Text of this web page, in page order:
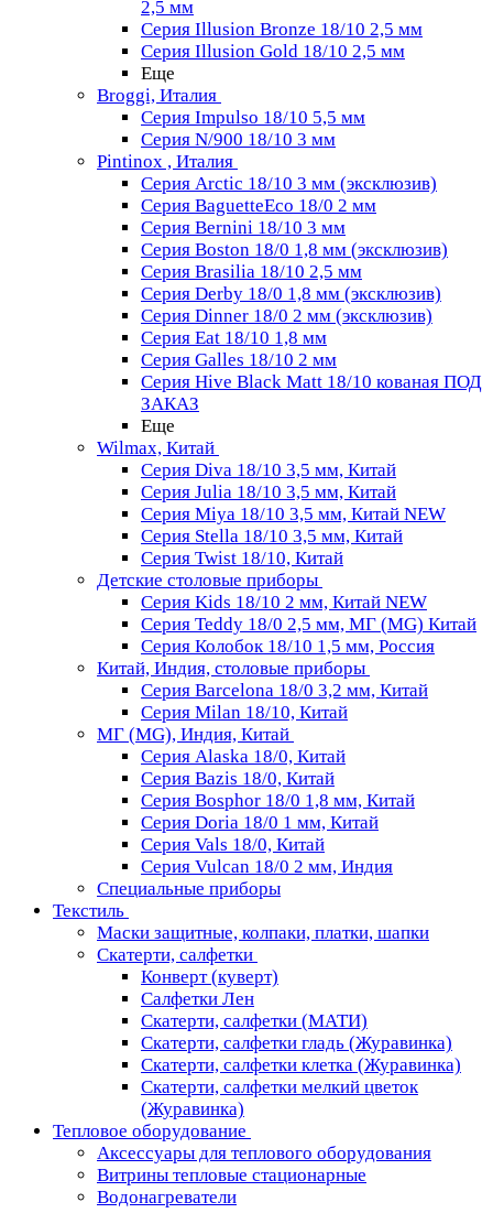
2,5 мм
Серия Illusion Bronze 18/10 2,5 мм
Серия Illusion Gold 18/10 2,5 мм
Еще
Broggi, Италия
Серия Impulso 18/10 5,5 мм
Серия N/900 18/10 3 мм
Pintinox , Италия
Серия Arctic 18/10 3 мм (эксклюзив)
Серия BaguetteEco 18/0 2 мм
Серия Bernini 18/10 3 мм
Серия Boston 18/0 1,8 мм (эксклюзив)
Серия Brasilia 18/10 2,5 мм
Серия Derby 18/0 1,8 мм (эксклюзив)
Серия Dinner 18/0 2 мм (эксклюзив)
Серия Eat 18/10 1,8 мм
Серия Galles 18/10 2 мм
Серия Hive Black Matt 18/10 кованая ПОД
ЗАКАЗ
Еще
Wilmax, Китай
Серия Diva 18/10 3,5 мм, Китай
Серия Julia 18/10 3,5 мм, Китай
Серия Miya 18/10 3,5 мм, Китай NEW
Серия Stella 18/10 3,5 мм, Китай
Серия Twist 18/10, Китай
Детские столовые приборы
Серия Kids 18/10 2 мм, Китай NEW
Серия Teddy 18/0 2,5 мм, МГ (MG) Китай
Серия Колобок 18/10 1,5 мм, Россия
Китай, Индия, столовые приборы
Серия Barcelona 18/0 3,2 мм, Китай
Серия Milan 18/10, Китай
МГ (MG), Индия, Китай
Серия Alaska 18/0, Китай
Серия Bazis 18/0, Китай
Серия Bosphor 18/0 1,8 мм, Китай
Серия Doria 18/0 1 мм, Китай
Серия Vals 18/0, Китай
Серия Vulcan 18/0 2 мм, Индия
Специальные приборы
Текстиль
Маски защитные, колпаки, платки, шапки
Скатерти, салфетки
Конверт (куверт)
Салфетки Лен
Скатерти, салфетки (МАТИ)
Скатерти, салфетки гладь (Журавинка)
Скатерти, салфетки клетка (Журавинка)
Скатерти, салфетки мелкий цветок
(Журавинка)
Тепловое оборудование
Аксессуары для теплового оборудования
Витрины тепловые стационарные
Водонагреватели